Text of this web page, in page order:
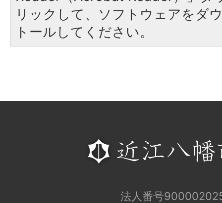
リックして、ソフトウェアをダ
トールしてください。
法人番号